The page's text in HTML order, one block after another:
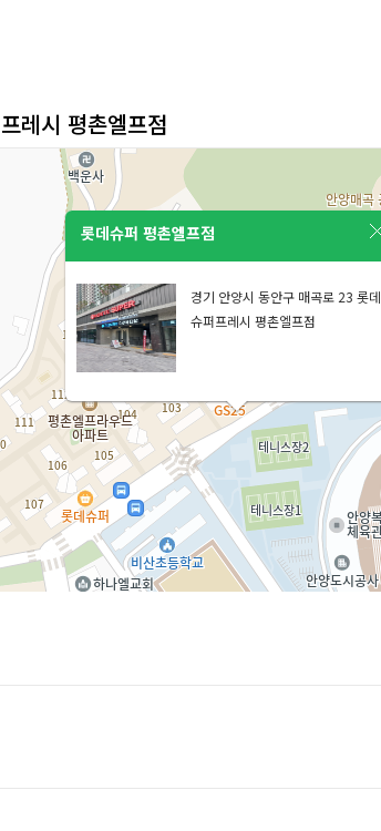
레시 평촌엘프점
롯데슈퍼 평촌엘프점
경기 안양시 동안구 매곡로 23 롯데
슈퍼프레시 평촌엘프점